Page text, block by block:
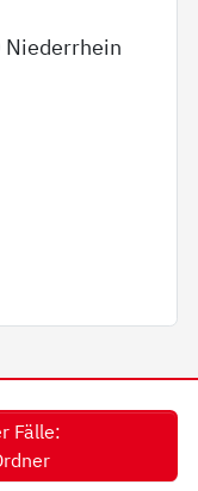
Niederrhein
Fälle: